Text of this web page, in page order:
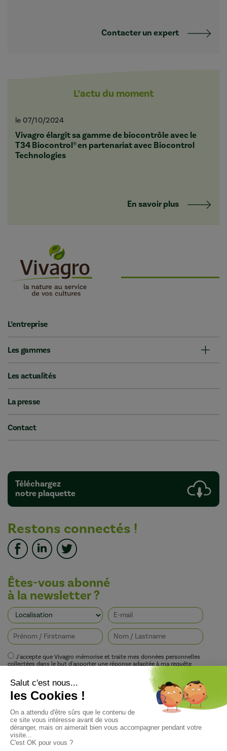
Contacter un expert
L’actu du moment
le 07/10/2024
Vivagro élargit sa gamme de biocontrôle avec le
T34 Biocontrol® en partenariat avec Biocontrol
Technologies
En savoir plus
L’entreprise
Les gammes
Les actualités
La presse
Contact
Téléchargez
notre plaquette
Restons connectés !
Êtes-vous abonné
à la newsletter ?
J'accepte que Vivagro mémorise et traite mes données personnelles
collectées dans le but d'apporter une réponse adaptée à ma requête
conformément à la politique de protection de la vie privée de Vivagro.
I agree that Vivagro stores and processes my personal data collected in order
to provide an appropriate response to my request in accordance with
Vivagro's privacy policy.